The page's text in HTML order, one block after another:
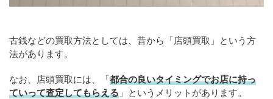
古銭などの買取方法としては、昔から「店頭買取」という方
法があります。
なお、店頭買取には、「都合の良いタイミングでお店に持っ
ていって査定してもらえる 」というメリットがあります。